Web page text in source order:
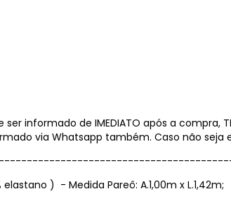
ser informado de IMEDIATO após a compra,
via Whatsapp também. Caso não seja
) - Medida Pareô: A.1,00m x L.1,42m;